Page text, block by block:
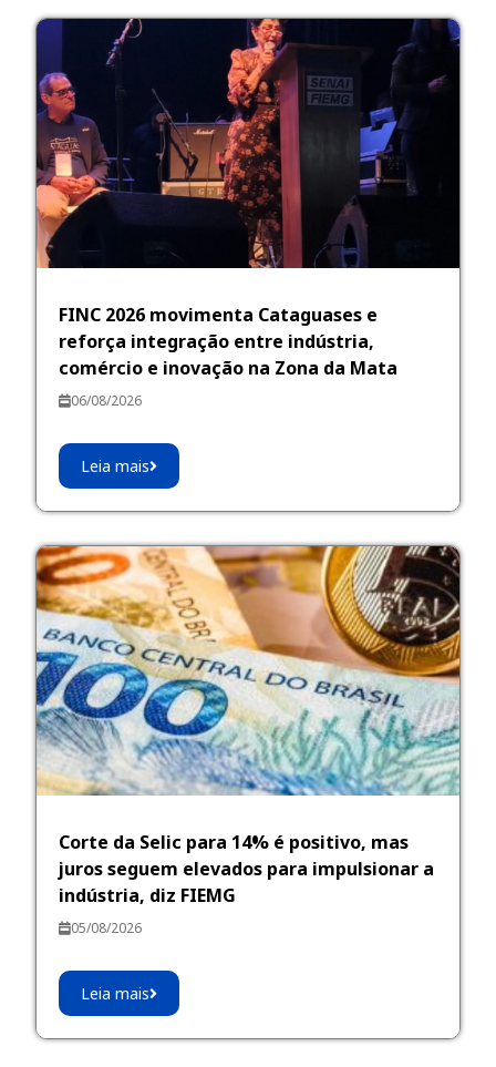
FINC 2026 movimenta Cataguases e
reforça integração entre indústria,
comércio e inovação na Zona da Mata
06/08/2026
Leia mais
Corte da Selic para 14% é positivo, mas
juros seguem elevados para impulsionar a
indústria, diz FIEMG
05/08/2026
Leia mais